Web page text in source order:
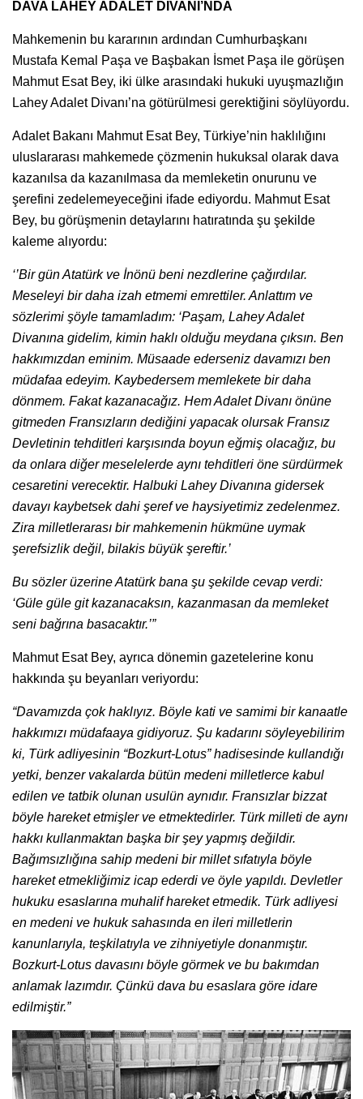
DAVA LAHEY ADALET DİVANI’NDA
Mahkemenin bu kararının ardından Cumhurbaşkanı
Mustafa Kemal Paşa ve Başbakan İsmet Paşa ile görüşen
Mahmut Esat Bey, iki ülke arasındaki hukuki uyuşmazlığın
Lahey Adalet Divanı’na götürülmesi gerektiğini söylüyordu.
Adalet Bakanı Mahmut Esat Bey, Türkiye’nin haklılığını
uluslararası mahkemede çözmenin hukuksal olarak dava
kazanılsa da kazanılmasa da memleketin onurunu ve
şerefini zedelemeyeceğini ifade ediyordu. Mahmut Esat
Bey, bu görüşmenin detaylarını hatıratında şu şekilde
kaleme alıyordu:
‘’Bir gün Atatürk ve İnönü beni nezdlerine çağırdılar.
Meseleyi bir daha izah etmemi emrettiler. Anlattım ve
sözlerimi şöyle tamamladım: ‘Paşam, Lahey Adalet
Divanına gidelim, kimin haklı olduğu meydana çıksın. Ben
hakkımızdan eminim. Müsaade ederseniz davamızı ben
müdafaa edeyim. Kaybedersem memlekete bir daha
dönmem. Fakat kazanacağız. Hem Adalet Divanı önüne
gitmeden Fransızların dediğini yapacak olursak Fransız
Devletinin tehditleri karşısında boyun eğmiş olacağız, bu
da onlara diğer meselelerde aynı tehditleri öne sürdürmek
cesaretini verecektir. Halbuki Lahey Divanına gidersek
davayı kaybetsek dahi şeref ve haysiyetimiz zedelenmez.
Zira milletlerarası bir mahkemenin hükmüne uymak
şerefsizlik değil, bilakis büyük şereftir.’
Bu sözler üzerine Atatürk bana şu şekilde cevap verdi:
‘Güle güle git kazanacaksın, kazanmasan da memleket
seni bağrına basacaktır.’”
Mahmut Esat Bey, ayrıca dönemin gazetelerine konu
hakkında şu beyanları veriyordu:
“Davamızda çok haklıyız. Böyle kati ve samimi bir kanaatle
hakkımızı müdafaaya gidiyoruz. Şu kadarını söyleyebilirim
ki, Türk adliyesinin “Bozkurt-Lotus” hadisesinde kullandığı
yetki, benzer vakalarda bütün medeni milletlerce kabul
edilen ve tatbik olunan usulün aynıdır. Fransızlar bizzat
böyle hareket etmişler ve etmektedirler. Türk milleti de aynı
hakkı kullanmaktan başka bir şey yapmış değildir.
Bağımsızlığına sahip medeni bir millet sıfatıyla böyle
hareket etmekliğimiz icap ederdi ve öyle yapıldı. Devletler
hukuku esaslarına muhalif hareket etmedik. Türk adliyesi
en medeni ve hukuk sahasında en ileri milletlerin
kanunlarıyla, teşkilatıyla ve zihniyetiyle donanmıştır.
Bozkurt-Lotus davasını böyle görmek ve bu bakımdan
anlamak lazımdır. Çünkü dava bu esaslara göre idare
edilmiştir.”